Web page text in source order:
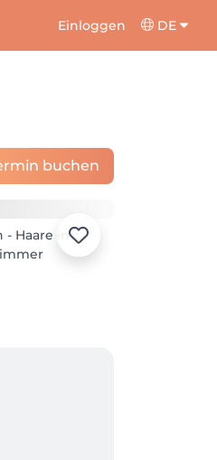
Einloggen DE
buchen